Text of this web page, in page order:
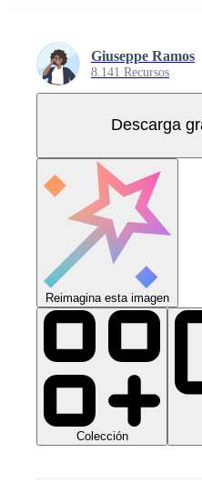
Giuseppe Ramos
8.141 Recursos
Descarga
Reimagina esta imagen
Colección